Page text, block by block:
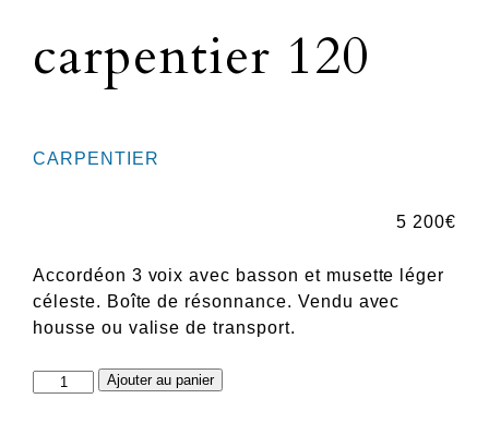
carpentier 120
CARPENTIER
5 200€
Accordéon 3 voix avec basson et musette léger
céleste. Boîte de résonnance. Vendu avec
housse ou valise de transport.
quantité
Ajouter au panier